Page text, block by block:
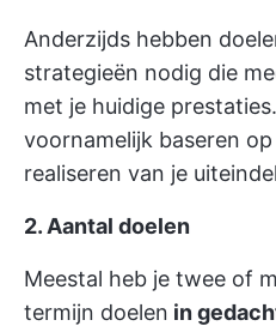
Anderzijds hebben
strategieën nodig die
met je huidige
voornamelijk baseren
realiseren van je
2. Aantal doelen
Meestal heb je twee of
termijn doelen in